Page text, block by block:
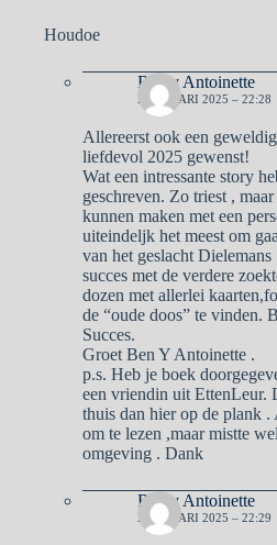
Houdoe
Ben y Antoinette
2 JANUARI 2025 – 22:28
Allereerst ook een
liefdevol 2025 gewenst!
Wat een intressante story
geschreven. Zo triest ,
kunnen maken met een
uiteindeljk het meest om
van het geslacht
succes met de verdere
dozen met allerlei
de “oude doos” te vinden.
Succes.
Groet Ben Y Antoinette .
p.s. Heb je boek
een vriendin uit EttenLeur.
thuis dan hier op de plank .
om te lezen ,maar mistte
omgeving . Dank
Ben y Antoinette
2 JANUARI 2025 – 22:29